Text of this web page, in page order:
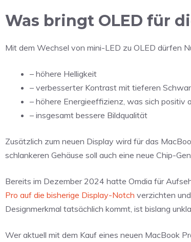
Was bringt OLED für
Mit dem Wechsel von mini-LED zu OLED dürfen
– höhere Helligkeit
– verbesserter Kontrast mit tieferen
– höhere Energieeffizienz, was sich positiv
– insgesamt bessere Bildqualität
Zusätzlich zum neuen Display wird für das
schlankeren Gehäuse soll auch eine neue Chip-
Bereits im Dezember 2024 hatte Omdia für
Pro auf die bisherige Display-Notch verzichten
Designmerkmal tatsächlich kommt, ist bislang
Wer aktuell mit dem Kauf eines neuen MacBook